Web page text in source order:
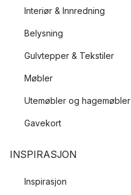
Interiør & Innredning
Belysning
Gulvtepper & Tekstiler
Møbler
Utemøbler og hagemøbler
Gavekort
INSPIRASJON
Inspirasjon